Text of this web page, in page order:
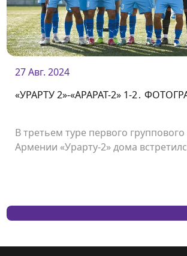
27 Авг. 2024
«УРАРТУ 2»-«АРАРАТ-2» 1-2․
В третьем туре первого
Армении «Урарту-2» дома